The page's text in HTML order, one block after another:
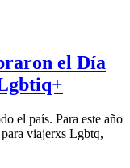
el Día
el país. Para este año
viajerxs Lgbtq,